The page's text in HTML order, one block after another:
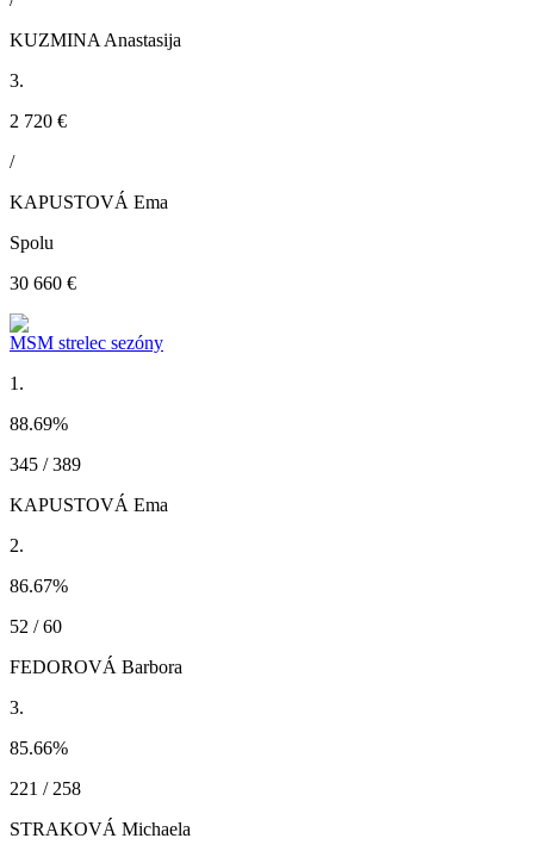
KUZMINA Anastasija
3.
2 720 €
/
KAPUSTOVÁ Ema
Spolu
30 660 €
MSM strelec sezóny
1.
88.69%
345 / 389
KAPUSTOVÁ Ema
2.
86.67%
52 / 60
FEDOROVÁ Barbora
3.
85.66%
221 / 258
STRAKOVÁ Michaela